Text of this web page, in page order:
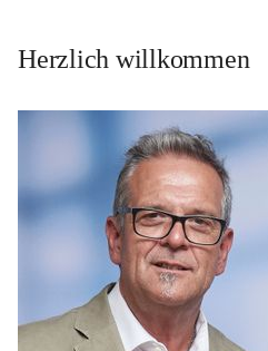
Herzlich willkommen